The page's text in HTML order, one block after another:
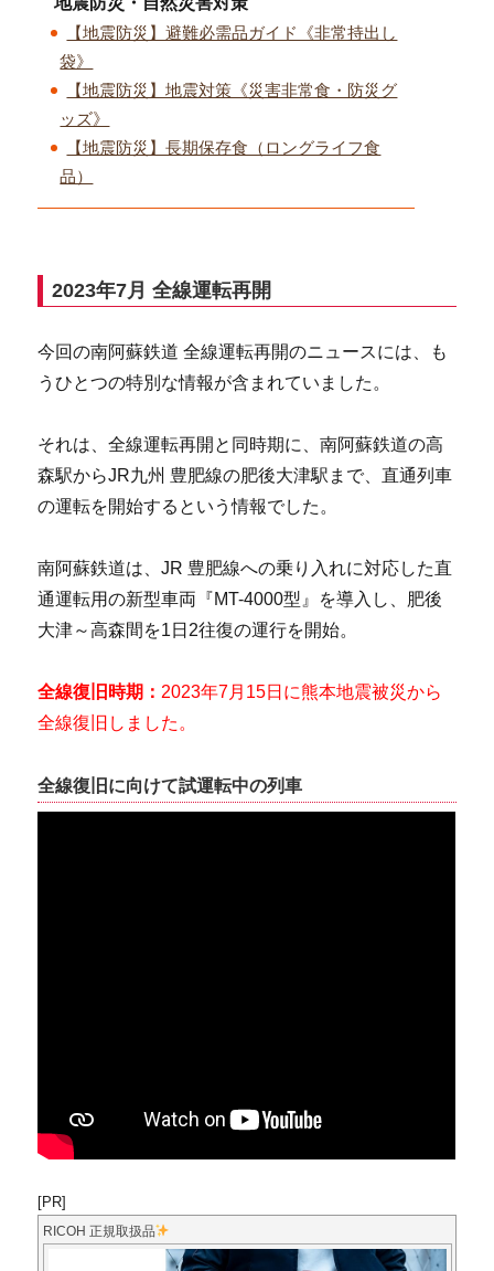
【地震防災】避難必需品ガイド《非常持出し
袋》
【地震防災】地震対策《災害非常食・防災グ
ッズ》
【地震防災】長期保存食（ロングライフ食
品）
2023年7月 全線運転再開
今回の南阿蘇鉄道 全線運転再開のニュースには、も
うひとつの特別な情報が含まれていました。
それは、全線運転再開と同時期に、南阿蘇鉄道の高
森駅からJR九州 豊肥線の肥後大津駅まで、直通列車
の運転を開始するという情報でした。
南阿蘇鉄道は、JR 豊肥線への乗り入れに対応した直
通運転用の新型車両『MT-4000型』を導入し、肥後
大津～高森間を1日2往復の運行を開始。
全線復旧時期： 2023年7月15日に熊本地震被災から
全線復旧しました。
全線復旧に向けて試運転中の列車
[PR]
RICOH 正規取扱品